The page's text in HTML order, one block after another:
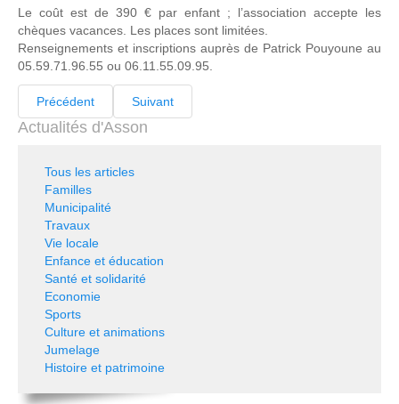
Le coût est de 390 € par enfant ; l’association accepte les
chèques vacances. Les places sont limitées.
Renseignements et inscriptions auprès de Patrick Pouyoune au
05.59.71.96.55 ou 06.11.55.09.95.
Précédent Suivant
Actualités d'Asson
Tous les articles
Familles
Municipalité
Travaux
Vie locale
Enfance et éducation
Santé et solidarité
Economie
Sports
Culture et animations
Jumelage
Histoire et patrimoine